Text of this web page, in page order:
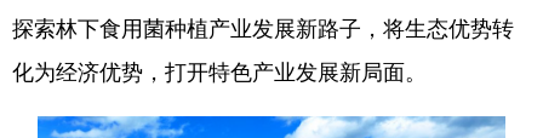
探索林下食用菌种植产业发展新路子，将生态优势转
化为经济优势，打开特色产业发展新局面。